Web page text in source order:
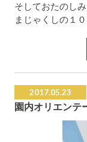
そしておたのし
まじゃくしの１
2017.05.23
園内オリエンテ